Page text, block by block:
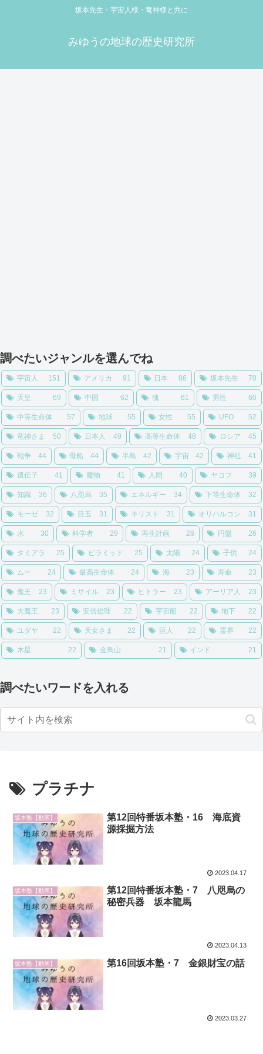
坂本先生・宇宙人様・竜神様と共に
みゆうの地球の歴史研究所
調べたいジャンルを選んでね
宇宙人 151 アメリカ 91 日本 86 坂本先生 70
天皇 69 中国 62 魂 61 男性 60
中等生命体 57 地球 55 女性 55 UFO 52
竜神さま 50 日本人 49 高等生命体 48 ロシア 45
戦争 44 母船 44 半島 42 宇宙 42 神社 41
遺伝子 41 魔物 41 人間 40 ヤコフ 39
知識 36 八咫烏 35 エネルギー 34 下等生命体 32
モーゼ 32 目玉 31 キリスト 31 オリハルコン 31
水 30 科学者 29 再生計画 28 円盤 26
タミアラ 25 ピラミッド 25 太陽 24 子供 24
ムー 24 最高生命体 24 海 23 寿命 23
魔王 23 ミサイル 23 ヒトラー 23 アーリア人 23
大魔王 23 安倍総理 22 宇宙船 22 地下 22
ユダヤ 22 天女さま 22 巨人 22 霊界 22
木星 22 金鳥山 21 インド 21
調べたいワードを入れる
プラチナ
坂本塾【動画】
第12回特番坂本塾・16 海底資
源採掘方法
2023.04.17
坂本塾【動画】
第12回特番坂本塾・7 八咫烏の
秘密兵器 坂本龍馬
2023.04.13
坂本塾【動画】 第16回坂本塾・7 金銀財宝の話
2023.03.27